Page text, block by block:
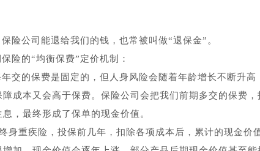
险公司能退给我们的钱，也常被叫做“退保金”。
险的“均衡保费”定价机制：
交的保费是固定的，但人身风险会随着年龄增长不断升高
成本又会高于保费。保险公司会把我们前期多交的保费，
，最终形成了保单的现金价值。
身重疾险，投保前几年，扣除各项成本后，累计的现金价